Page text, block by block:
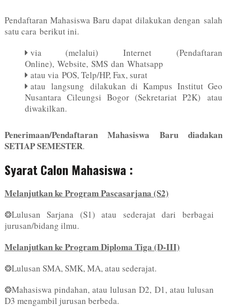
Pendaftaran Mahasiswa Baru dapat dilakukan dengan salah
satu cara berikut ini.
via (melalui) Internet (Pendaftaran
Online), Website, SMS dan Whatsapp
atau via POS, Telp/HP, Fax, surat
atau langsung dilakukan di Kampus Institut Geo
Nusantara Cileungsi Bogor (Sekretariat P2K) atau
diwakilkan.
Penerimaan/Pendaftaran Mahasiswa Baru diadakan
SETIAP SEMESTER.
Syarat Calon Mahasiswa :
Melanjutkan ke Program Pascasarjana (S2)
❂Lulusan Sarjana (S1) atau sederajat dari berbagai
jurusan/bidang ilmu.
Melanjutkan ke Program Diploma Tiga (D-III)
❂Lulusan SMA, SMK, MA, atau sederajat.
❂Mahasiswa pindahan, atau lulusan D2, D1, atau lulusan
D3 mengambil jurusan berbeda.